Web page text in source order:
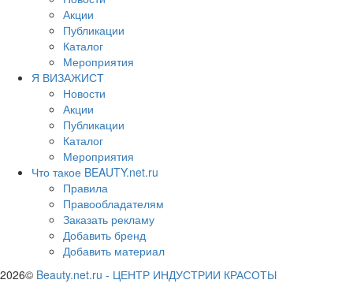
Акции
Публикации
Каталог
Мероприятия
Я ВИЗАЖИСТ
Новости
Акции
Публикации
Каталог
Мероприятия
Что такое BEAUTY.net.ru
Правила
Правообладателям
Заказать рекламу
Добавить бренд
Добавить материал
2026© Beauty.net.ru - ЦЕНТР ИНДУСТРИИ КРАСОТЫ